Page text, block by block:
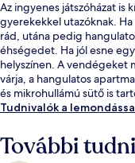
Az ingyenes játszóházat is
gyerekekkel utazóknak.
rád, utána pedig
éhségedet. Ha jól esne
helyszínen. A vendégeket
várja, a hangulatos
és mikrohullámú sütő is
Tudnivalók a
További